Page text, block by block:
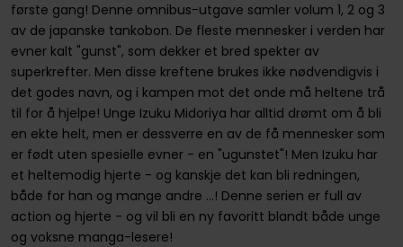
første gang! Denne omnibus-utgave samler volum 1, 2 og 3
av de japanske tankobon. De fleste mennesker i verden har
evner kalt "gunst", som dekker et bred spekter av
superkrefter. Men disse kreftene brukes ikke nødvendigvis i
det godes navn, og i kampen mot det onde må heltene trå
til for å hjelpe! Unge Izuku Midoriya har alltid drømt om å bli
en ekte helt, men er dessverre en av de få mennesker som
er født uten spesielle evner - en "ugunstet"! Men Izuku har
et heltemodig hjerte - og kanskje det kan bli redningen,
både for han og mange andre ...! Denne serien er full av
action og hjerte - og vil bli en ny favoritt blandt både unge
og voksne manga-lesere!